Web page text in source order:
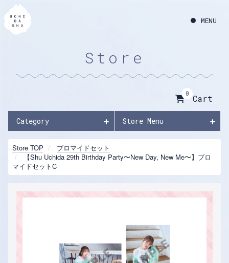
Store
0 Cart
Category Store Menu
Store TOP
ブロマイドセット
【Shu Uchida 29th Birthday Party〜New Day, New Me〜】ブロ
マイドセットC